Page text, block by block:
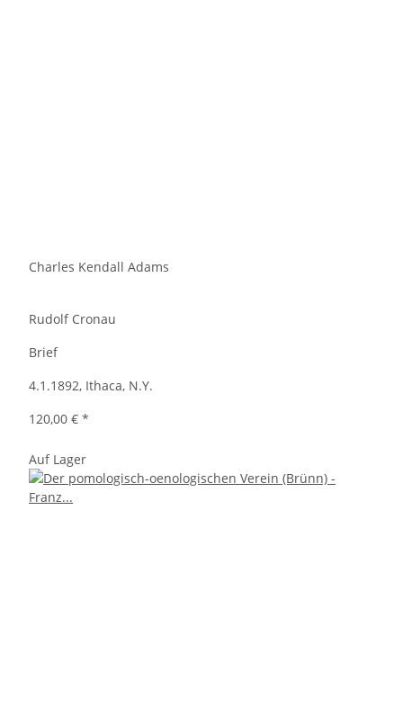
Charles Kendall Adams
Rudolf Cronau
Brief
4.1.1892, Ithaca, N.Y.
120,00 € *
Auf Lager